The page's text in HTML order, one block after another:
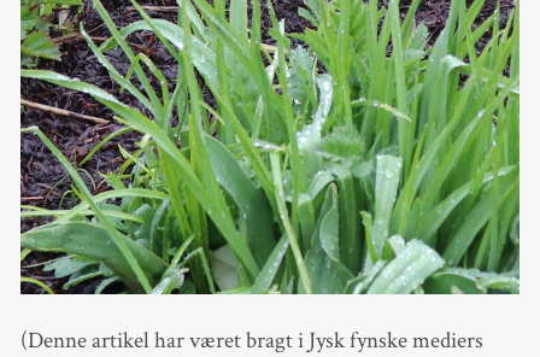
(Denne artikel har været bragt i Jysk fynske mediers